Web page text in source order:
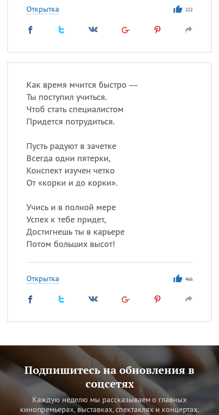
Открытка 222
Как время мчится быстро —
Ты поступил учиться.
Чтоб стать специалистом
Придется потрудиться.
Пусть радуют в зачетке
Всегда одни пятерки,
Конспект изучен четко
От «корки и до корки».
Учись и в полной мере
Успех к тебе придет,
Достигнешь ты в карьере
Потом больших высот!
Открытка 466
Подпишитесь на обновления в
соцсетях
Каждую неделю мы рассказываем о главных
кинопремьерах, выставках, спектаклях и концертах.